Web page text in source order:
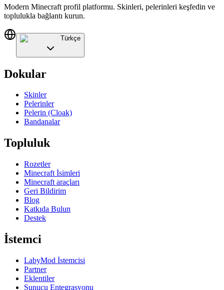
Modern Minecraft profil platformu. Skinleri, pelerinleri keşfedin ve
toplulukla bağlantı kurun.
Türkçe
Dokular
Skinler
Pelerinler
Pelerin (Cloak)
Bandanalar
Topluluk
Rozetler
Minecraft İsimleri
Minecraft araçları
Geri Bildirim
Blog
Katkıda Bulun
Destek
İstemci
LabyMod İstemcisi
Partner
Eklentiler
Sunucu Entegrasyonu